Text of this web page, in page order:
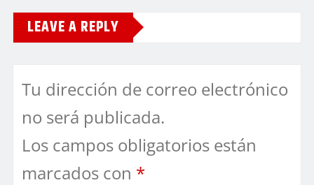
LEAVE A REPLY
Tu dirección de correo electrónico
no será publicada.
Los campos obligatorios están
marcados con *